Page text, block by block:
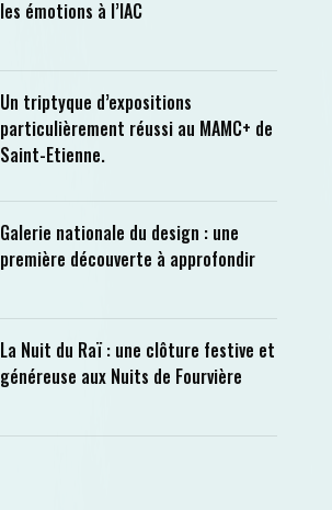
les émotions à l’IAC
Un triptyque d’expositions
particulièrement réussi au MAMC+ de
Saint-Etienne.
Galerie nationale du design : une
première découverte à approfondir
La Nuit du Raï : une clôture festive et
généreuse aux Nuits de Fourvière